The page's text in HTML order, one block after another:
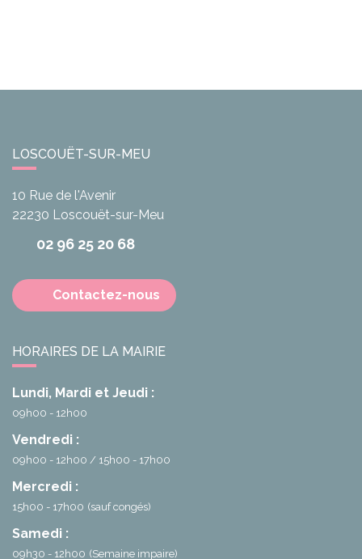
LOSCOUËT-SUR-MEU
10 Rue de l'Avenir
22230 Loscouët-sur-Meu
02 96 25 20 68
Contactez-nous
HORAIRES DE LA MAIRIE
Lundi, Mardi et Jeudi :
09h00 - 12h00
Vendredi :
09h00 - 12h00 15h00 - 17h00
Mercredi :
15h00 - 17h00 (sauf congés)
Samedi :
09h30 - 12h00 (Semaine impaire)